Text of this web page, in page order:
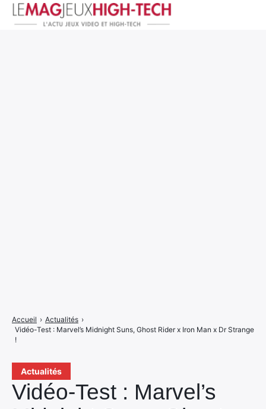
Actualités
Vidéo-Test : Marvel’s
Accueil › Actualités ›
Vidéo-Test : Marvel’s Midnight Suns, Ghost Rider x Iron Man x Dr Strange
!